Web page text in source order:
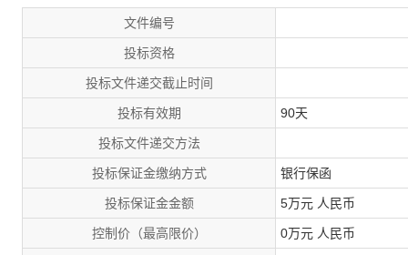
文件编号
投标资格
投标文件递交截止时间
投标有效期 90天
投标文件递交方法
投标保证金缴纳方式 银行保函
投标保证金金额 5万元 人民币
控制价（最高限价） 0万元 人民币